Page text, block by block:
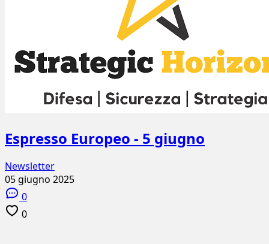
Espresso Europeo - 5 giugno
Newsletter
05 giugno 2025
0
0